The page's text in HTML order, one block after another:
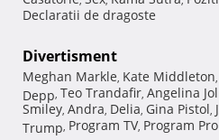
Declaratii de dragoste
Divertisment
Meghan Markle, Kate Middleton,
Depp, Teo Trandafir, Angelina
Smiley, Andra, Delia, Gina Pistol,
Trump, Program TV, Program